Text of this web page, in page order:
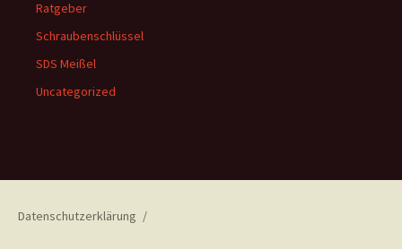
Ratgeber
Schraubenschlüssel
SDS Meißel
Uncategorized
Datenschutzerklärung